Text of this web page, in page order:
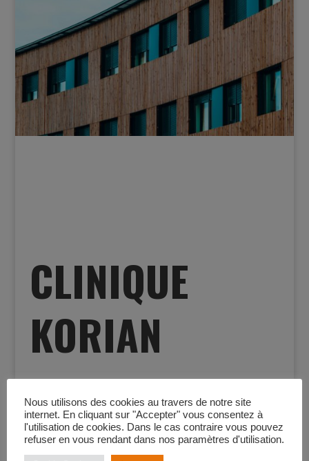
CLINIQUE
KORIAN
Conception – Construction d’une
clinique SSR
Nous utilisons des cookies au travers de notre site
internet. En cliquant sur "Accepter" vous consentez à
l'utilisation de cookies. Dans le cas contraire vous pouvez
refuser en vous rendant dans nos paramètres d'utilisation.